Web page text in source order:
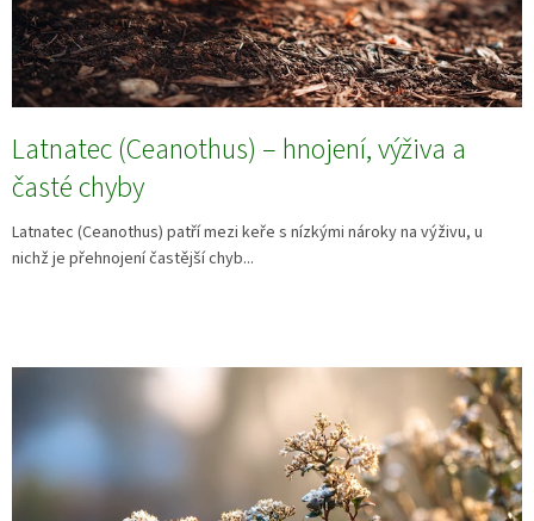
Latnatec (Ceanothus) – hnojení, výživa a
časté chyby
Latnatec (Ceanothus) patří mezi keře s nízkými nároky na výživu, u
nichž je přehnojení častější chyb...